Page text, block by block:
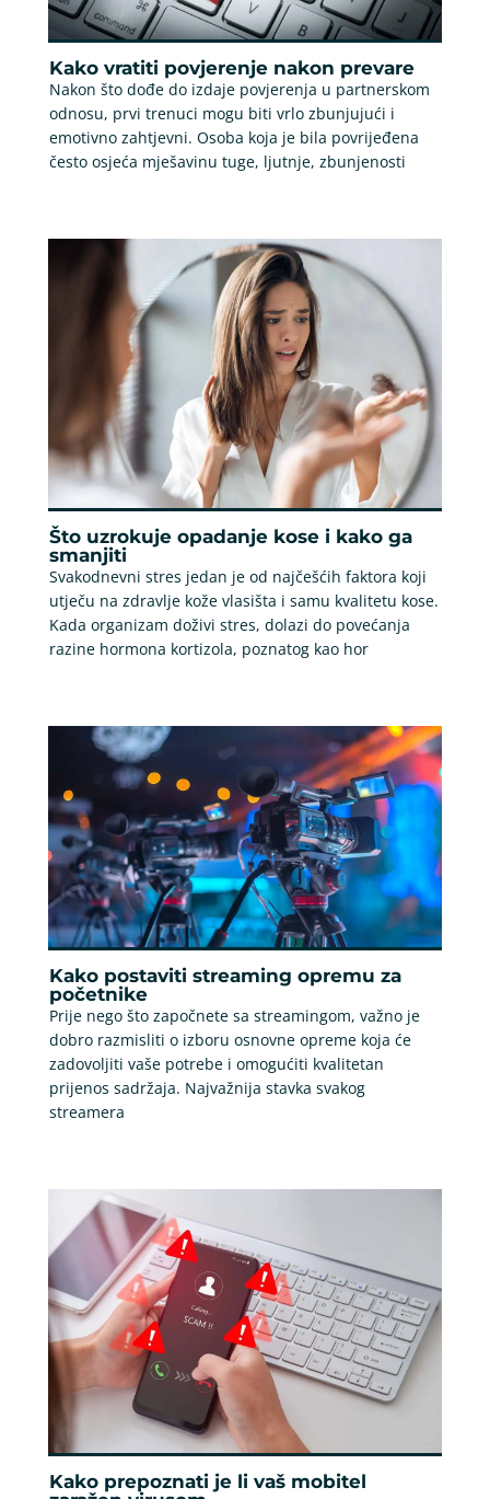
Kako vratiti povjerenje nakon prevare
Nakon što dođe do izdaje povjerenja u partnerskom
odnosu, prvi trenuci mogu biti vrlo zbunjujući i
emotivno zahtjevni. Osoba koja je bila povrijeđena
često osjeća mješavinu tuge, ljutnje, zbunjenosti
Što uzrokuje opadanje kose i kako ga
smanjiti
Svakodnevni stres jedan je od najčešćih faktora koji
utječu na zdravlje kože vlasišta i samu kvalitetu kose.
Kada organizam doživi stres, dolazi do povećanja
razine hormona kortizola, poznatog kao hor
Kako postaviti streaming opremu za
početnike
Prije nego što započnete sa streamingom, važno je
dobro razmisliti o izboru osnovne opreme koja će
zadovoljiti vaše potrebe i omogućiti kvalitetan
prijenos sadržaja. Najvažnija stavka svakog
streamera
Kako prepoznati je li vaš mobitel